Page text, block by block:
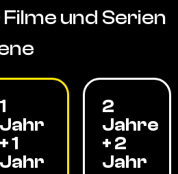
und Serien
1
Jahr
+ 1
Jahr
2
Jahre
+ 2
Jahr